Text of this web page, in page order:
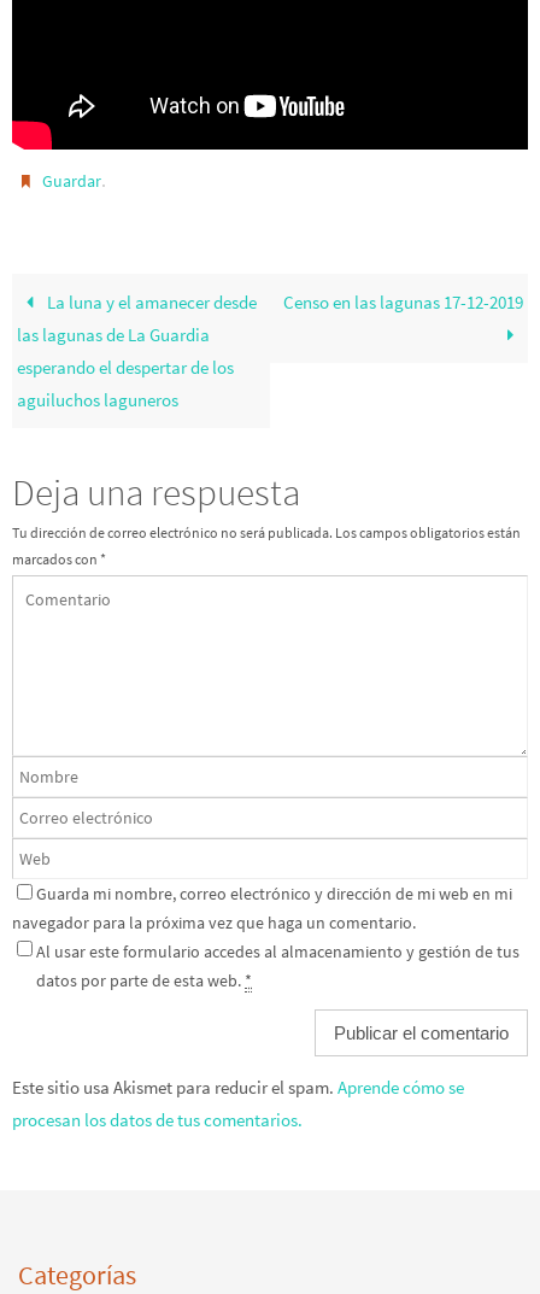
Guardar.
La luna y el amanecer desde
las lagunas de La Guardia
esperando el despertar de los
aguiluchos laguneros
Censo en las lagunas 17-12-2019
Deja una respuesta
Tu dirección de correo electrónico no será publicada. Los campos obligatorios están
marcados con *
Guarda mi nombre, correo electrónico y dirección de mi web en mi
navegador para la próxima vez que haga un comentario.
Al usar este formulario accedes al almacenamiento y gestión de tus
datos por parte de esta web. *
Este sitio usa Akismet para reducir el spam. Aprende cómo se
procesan los datos de tus comentarios.
Categorías